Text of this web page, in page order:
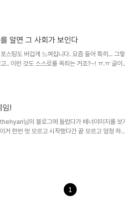
것들을 기록으로 남겨두고자 하는 생각에서였습니
황이 발생하지 않는 한... 앞으로도 주~욱 그러하
매일 끌을 쓰게 만드는 동기부여라고..
알면 그 사회가 보인다
스팅도 버겁게 느껴집니다. 요즘 들어 특히... 그렇
.. 이런 것도 스스로를 옥죄는 거죠?~! ㅠ.ㅠ 글이
데.. 일도 많고 머리가 복잡하다 보니 생각을 정리할
러다 보니 어느새 그 속에 묻혀 살아가게 되고 당연
밖에 없습니다. 노오력을 ..
임!
님의 블로그에 들렀다가 배너이미지를 보
거 한번 멋 모르고 시작했다간 끝 모르고 엄청 하게
니다. 뭐 그렇다고 굉장히 재밌거나 하진 않지만, 시
마우스로 좌클릭을 하여 공을 맞추면 ..
1